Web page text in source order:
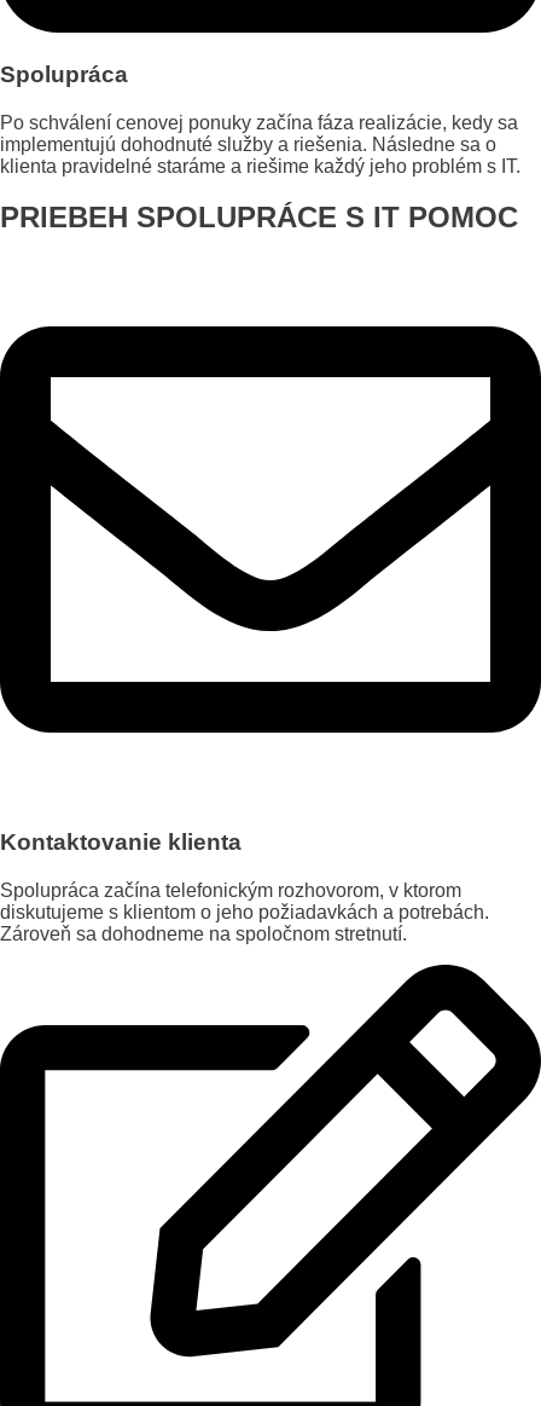
Spolupráca
Po schválení cenovej ponuky začína fáza realizácie, kedy sa
implementujú dohodnuté služby a riešenia. Následne sa o
klienta pravidelné staráme a riešime každý jeho problém s IT.
PRIEBEH SPOLUPRÁCE S IT POMOC
Kontaktovanie klienta
Spolupráca začína telefonickým rozhovorom, v ktorom
diskutujeme s klientom o jeho požiadavkách a potrebách.
Zároveň sa dohodneme na spoločnom stretnutí.